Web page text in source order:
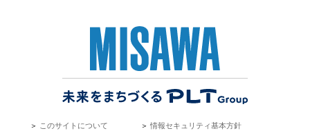
＞ このサイトについて ＞情報セキュリティ基本方針